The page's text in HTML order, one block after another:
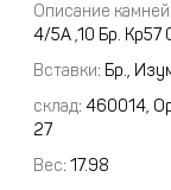
Описание камней
4/5А ,10 Бр.
Вставки: Бр.,
склад: 460014,
27
Вес: 17.98